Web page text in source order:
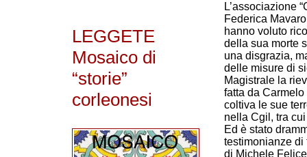
L’associazione
Federica
hanno voluto
della sua morte
una disgrazia,
delle misure di
Magistrale la
fatta da
coltiva le sue
nella Cgil, tra
Ed è stato
testimonianze di
di Michele
LEGGETE
Mosaico di
“storie”
corleonesi